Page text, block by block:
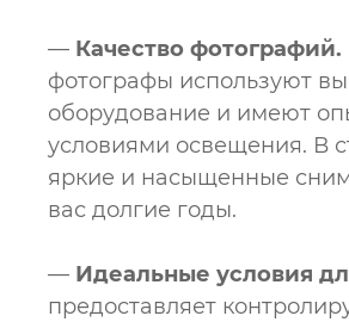
— Качество фотографий.
фотографы используют
оборудование и имеют
условиями освещения. В
яркие и насыщенные
вас долгие годы.
— Идеальные условия
предоставляет